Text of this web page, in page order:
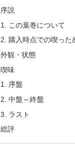
序説
この葉巻について
購入時点での喫った
外観・状態
喫味
序盤
中盤～終盤
ラスト
総評